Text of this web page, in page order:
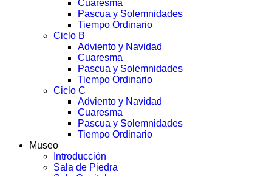
Cuaresma
Pascua y Solemnidades
Tiempo Ordinario
Ciclo B
Adviento y Navidad
Cuaresma
Pascua y Solemnidades
Tiempo Ordinario
Ciclo C
Adviento y Navidad
Cuaresma
Pascua y Solemnidades
Tiempo Ordinario
Museo
Introducción
Sala de Piedra